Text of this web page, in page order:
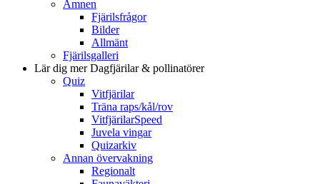
Ämnen
Fjärilsfrågor
Bilder
Allmänt
Fjärilsgalleri
Lär dig merDagfjärilar & pollinatörer
Quiz
Vitfjärilar
Träna raps/kål/rov
VitfjärilarSpeed
Juvela vingar
Quizarkiv
Annan övervakning
Regionalt